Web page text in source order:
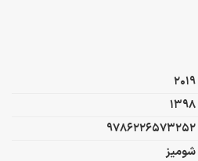
2019
1398
9786226573252
شومیز